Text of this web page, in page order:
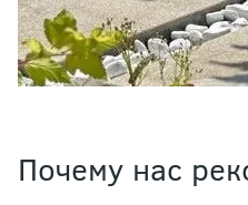
Почему нас